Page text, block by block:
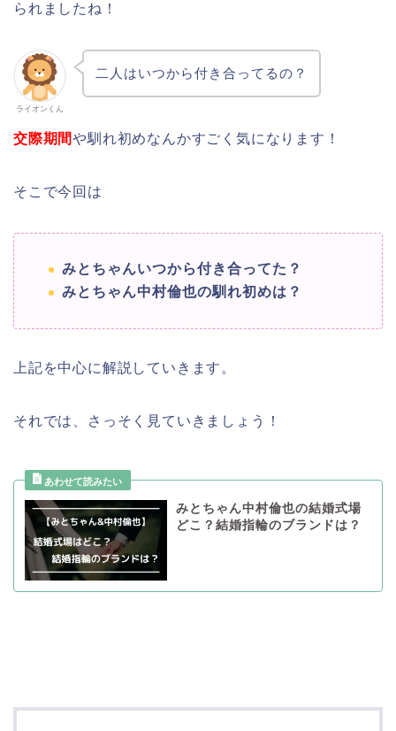
られましたね！
ライオンくん
二人はいつから付き合ってるの？
交際期間や馴れ初めなんかすごく気になります！
そこで今回は
みとちゃんいつから付き合ってた？
みとちゃん中村倫也の馴れ初めは？
上記を中心に解説していきます。
それでは、さっそく見ていきましょう！
みとちゃん中村倫也の結婚式場
どこ？結婚指輪のブランドは？